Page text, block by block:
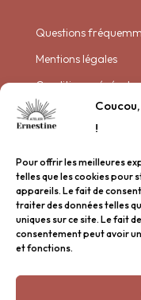
!
Pour offrir les meilleures
telles que les cookies pour
appareils. Le fait de
traiter des données telles
uniques sur ce site. Le fait
consentement peut avoir
et fonctions.
Questions
Mentions légales
Conditions
Politique de livraison
Plan de site
Garder